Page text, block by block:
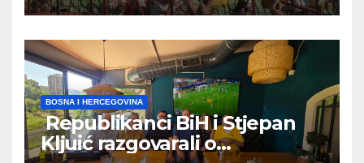
BOSNA I HERCEGOVINA
Republikanci BiH i Stjepan
Kljuić razgovarali o